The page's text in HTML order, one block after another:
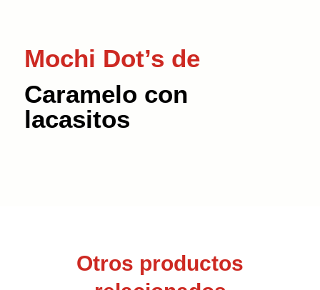
Mochi Dot’s de
Caramelo con
lacasitos
Otros productos